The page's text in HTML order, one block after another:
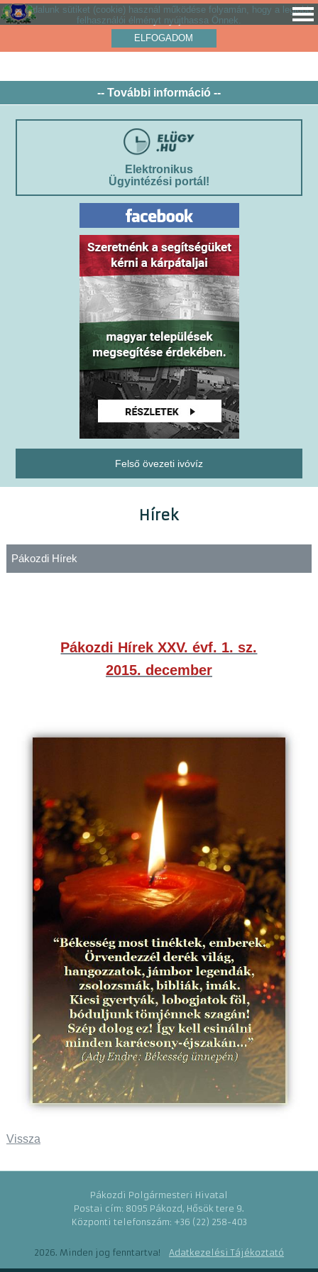
Weboldalunk sütiket (cookie) használ működése folyamán, hogy a legjobb
felhasználói élményt nyújthassa Önnek.
ELFOGADOM
-- További információ --
Elektronikus
Ügyintézési portál!
Felső övezeti ivóvíz
Hírek
Pákozdi Hírek
Pákozdi Hírek XXV. évf. 1. sz.
2015. december
Vissza
Pákozdi Polgármesteri Hivatal
Postai cím: 8095 Pákozd, Hősök tere 9.
Központi telefonszám: +36 (22) 258-403
2026. Minden jog fenntartva! Adatkezelési Tájékoztató